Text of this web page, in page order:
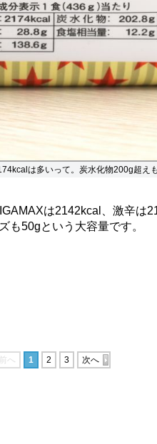
は多いって。炭水化物200g超え
は2142kcal、激辛は
も50gという大容量です。
へ 1 2 3 次へ